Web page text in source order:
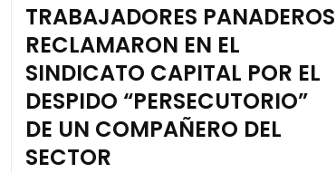
TRABAJADORES PANADEROS
RECLAMARON EN EL
SINDICATO CAPITAL POR EL
DESPIDO “PERSECUTORIO”
DE UN COMPAÑERO DEL
SECTOR